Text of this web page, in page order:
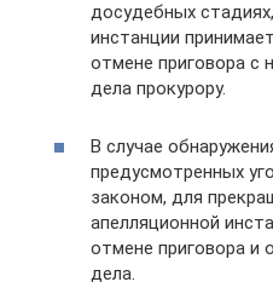
досудебных
инстанции
отмене приговора с
дела прокурору.
В случае
предусмотренных
законом, для
апелляционной
отмене приговора и
дела.